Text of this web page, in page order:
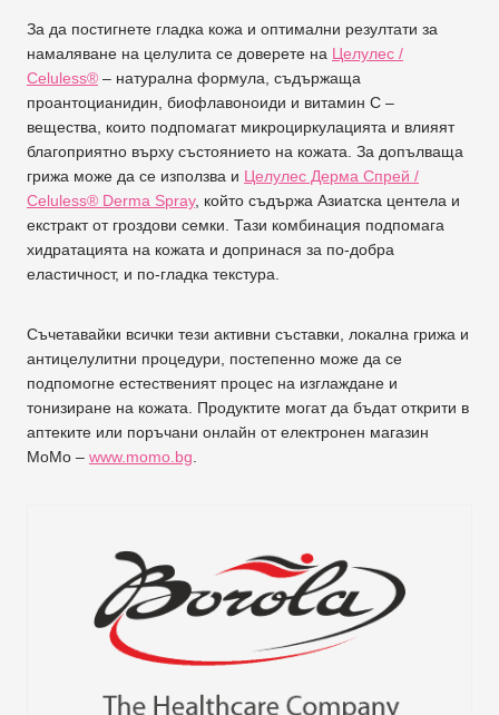
За да постигнете гладка кожа и оптимални резултати за
намаляване на целулита се доверете на Целулес /
Celuless® – натурална формула, съдържаща
проантоцианидин, биофлавоноиди и витамин C –
вещества, които подпомагат микроциркулацията и влияят
благоприятно върху състоянието на кожата. За допълваща
грижа може да се използва и Целулес Дерма Спрей /
Celuless® Derma Spray, който съдържа Азиатска центела и
екстракт от гроздови семки. Тази комбинация подпомага
хидратацията на кожата и допринася за по-добра
еластичност, и по-гладка текстура.
Съчетавайки всички тези активни съставки, локална грижа и
антицелулитни процедури, постепенно може да се
подпомогне естественият процес на изглаждане и
тонизиране на кожата. Продуктите могат да бъдат открити в
аптеките или поръчани онлайн от електронен магазин
MoMo – www.momo.bg